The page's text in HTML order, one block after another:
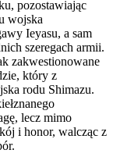
pozostawiając
wojska
Ieyasu, a sam
szeregach armii.
zakwestionowane
który z
rodu Shimazu.
lecz mimo
i honor, walcząc z